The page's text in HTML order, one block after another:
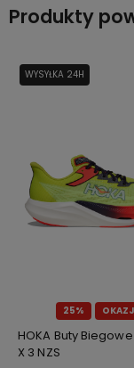
Produkty
25%
WYSYŁKA 24H
HOKA Buty
X 3 NZS